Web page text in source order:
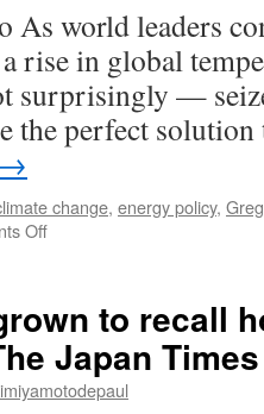
As world leaders
rise in global
surprisingly —
the perfect
→
change, energy policy,
Offon
Climate
Change
via
Huff
to recall
Japan Times